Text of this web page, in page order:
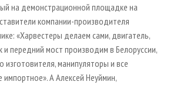
на демонстрационной площадке на
компании-­производителя
«Харвестеры делаем сами, двигатель,
и передний мост производим в Белоруссии,
изготовителя, манипуляторы и все
А Алексей Неуймин,